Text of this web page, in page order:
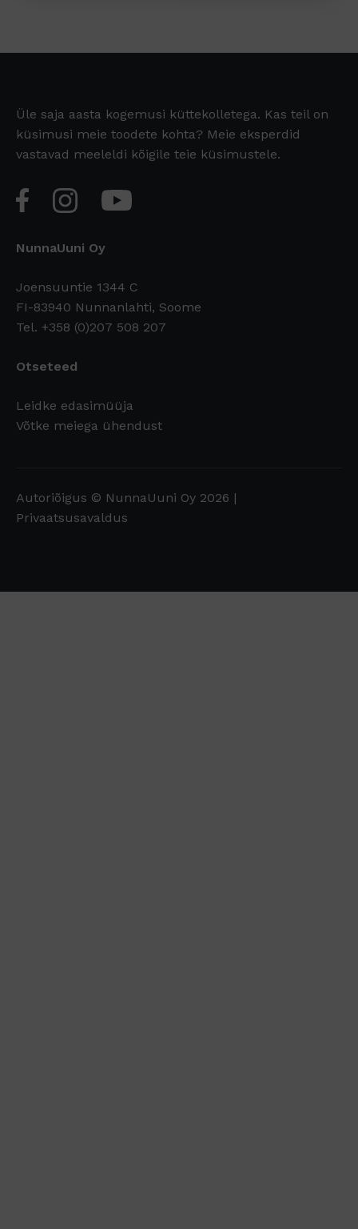
Üle saja aasta kogemusi küttekolletega. Kas teil on
küsimusi meie toodete kohta? Meie eksperdid
vastavad meeleldi kõigile teie küsimustele.
NunnaUuni Oy
Joensuuntie 1344 C
FI-83940 Nunnanlahti, Soome
Tel. +358 (0)207 508 207
Otseteed
Leidke edasimüüja
Võtke meiega ühendust
Autoriõigus © NunnaUuni Oy 2026 |
Privaatsusavaldus